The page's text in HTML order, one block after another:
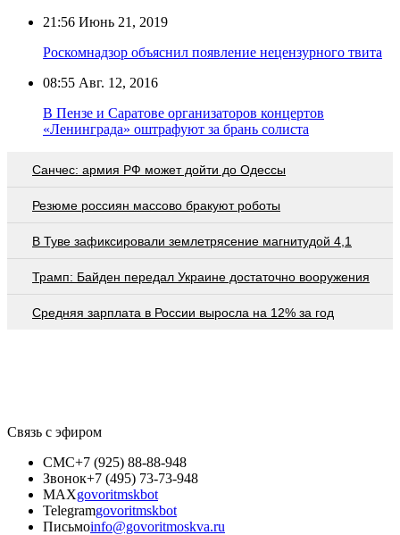
21:56 Июнь 21, 2019
Роскомнадзор объяснил появление нецензурного твита
08:55 Авг. 12, 2016
В Пензе и Саратове организаторов концертов
«Ленинграда» оштрафуют за брань солиста
Санчес: армия РФ может дойти до Одессы
Резюме россиян массово бракуют роботы
В Туве зафиксировали землетрясение магнитудой 4,1
Трамп: Байден передал Украине достаточно вооружения
Средняя зарплата в России выросла на 12% за год
Связь с эфиром
СМС+7 (925) 88-88-948
Звонок+7 (495) 73-73-948
MAXgovoritmskbot
Telegramgovoritmskbot
Письмоinfo@govoritmoskva.ru